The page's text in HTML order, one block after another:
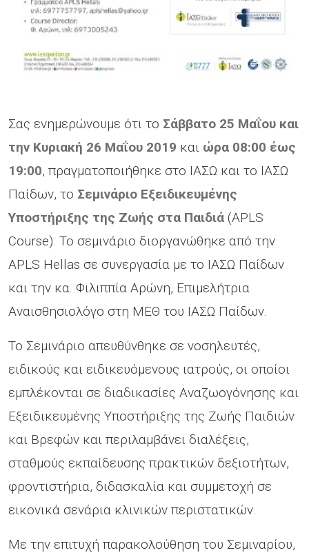
Σας ενημερώνουμε ότι το Σάββατο 25 Μαΐου και
την Κυριακή 26 Μαΐου 2019 και ώρα 08:00 έως
19:00, πραγματοποιήθηκε στο ΙΑΣΩ και το ΙΑΣΩ
Παίδων, το Σεμινάριο Εξειδικευμένης
Υποστήριξης της Ζωής στα Παιδιά (APLS
Course). Το σεμινάριο διοργανώθηκε από την
APLS Hellas σε συνεργασία με το ΙΑΣΩ Παίδων
και την κα. Φιλιππία Αρώνη, Επιμελήτρια
Αναισθησιολόγο στη ΜΕΘ του ΙΑΣΩ Παίδων.
Το Σεμινάριο απευθύνθηκε σε νοσηλευτές,
ειδικούς και ειδικευόμενους ιατρούς, οι οποίοι
εμπλέκονται σε διαδικασίες Αναζωογόνησης και
Εξειδικευμένης Υποστήριξης της Ζωής Παιδιών
και Βρεφών και περιλαμβάνει διαλέξεις,
σταθμούς εκπαίδευσης πρακτικών δεξιοτήτων,
φροντιστήρια, διδασκαλία και συμμετοχή σε
εικονικά σενάρια κλινικών περιστατικών.
Με την επιτυχή παρακολούθηση του Σεμιναρίου,